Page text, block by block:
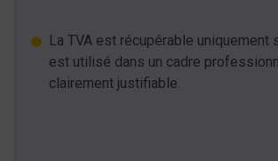
La TVA est récupérable uniquement
est utilisé dans un cadre
clairement justifiable.